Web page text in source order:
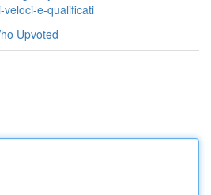
e-qualificati
Upvoted